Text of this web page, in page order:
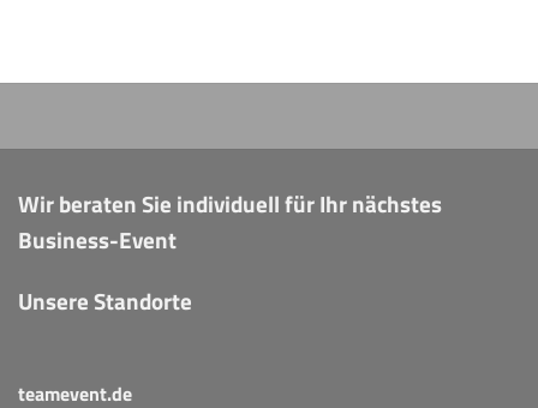
Wir beraten Sie individuell für Ihr nächstes
Business-Event
Unsere Standorte
teamevent.de